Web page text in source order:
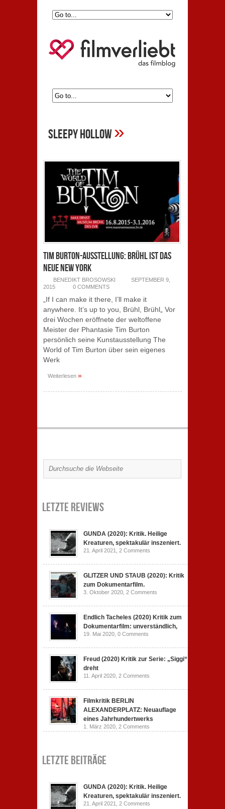
Sleepy Hollow»
Tim Burton-Ausstellung: Brühl ist das
neue New York
BENEDIKT BROSOWSKI
SEPTEMBER 9,
2015
0 COMMENTS
„If I can make it there, I’ll make it
anywhere. It’s up to you, Brühl, Brühl„ Vor
drei Wochen eröffnete der weltoffene
Meister der Phantasie Tim Burton
persönlich seine Kunstausstellung The
World of Tim Burton über sein eigenes
Werk
Weiterlesen »
Letzte Reviews
GUNDA (2020): Kritik. Heilige
Kreaturen, spektakulär inszeniert.
21. April 2021, 2 Comments
GLITZER UND STAUB (2020): Kritik
zum Dokumentarfilm.
3. Oktober 2020, 2 Comments
Endlich Tacheles (2020) Kritik zum
Dokumentarfilm: unverständlich,
19. Mai 2020, 0 Comments
Freud (2020) Kritik zur Serie: „Siggi“
dreht
11. April 2020, 2 Comments
Filmkritik BERLIN
ALEXANDERPLATZ: Neuauflage
eines Jahrhundertwerks
1. März 2020, 2 Comments
Letzte Beiträge
GUNDA (2020): Kritik. Heilige
Kreaturen, spektakulär inszeniert.
21. April 2021, 2 Comments